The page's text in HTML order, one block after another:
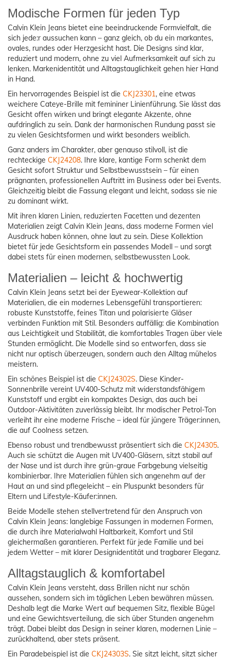
Modische Formen für jeden Typ
Calvin Klein Jeans bietet eine beeindruckende Formvielfalt, die
sich jede:r aussuchen kann – ganz gleich, ob du ein markantes,
ovales, rundes oder Herzgesicht hast. Die Designs sind klar,
reduziert und modern, ohne zu viel Aufmerksamkeit auf sich zu
lenken. Markenidentität und Alltagstauglichkeit gehen hier Hand
in Hand.
Ein hervorragendes Beispiel ist die CKJ23301, eine etwas
weichere Cateye-Brille mit femininer Linienführung. Sie lässt das
Gesicht offen wirken und bringt elegante Akzente, ohne
aufdringlich zu sein. Dank der harmonischen Rundung passt sie
zu vielen Gesichtsformen und wirkt besonders weiblich.
Ganz anders im Charakter, aber genauso stilvoll, ist die
rechteckige CKJ24208. Ihre klare, kantige Form schenkt dem
Gesicht sofort Struktur und Selbstbewusstsein – für einen
prägnanten, professionellen Auftritt im Business oder bei Events.
Gleichzeitig bleibt die Fassung elegant und leicht, sodass sie nie
zu dominant wirkt.
Mit ihren klaren Linien, reduzierten Facetten und dezenten
Materialien zeigt Calvin Klein Jeans, dass moderne Formen viel
Ausdruck haben können, ohne laut zu sein. Diese Kollektion
bietet für jede Gesichtsform ein passendes Modell – und sorgt
dabei stets für einen modernen, selbstbewussten Look.
Materialien – leicht & hochwertig
Calvin Klein Jeans setzt bei der Eyewear-Kollektion auf
Materialien, die ein modernes Lebensgefühl transportieren:
robuste Kunststoffe, feines Titan und polarisierte Gläser
verbinden Funktion mit Stil. Besonders auffällig: die Kombination
aus Leichtigkeit und Stabilität, die komfortables Tragen über viele
Stunden ermöglicht. Die Modelle sind so entworfen, dass sie
nicht nur optisch überzeugen, sondern auch den Alltag mühelos
meistern.
Ein schönes Beispiel ist die CKJ24302S. Diese Kinder-
Sonnenbrille vereint UV400-Schutz mit widerstandsfähigem
Kunststoff und ergibt ein kompaktes Design, das auch bei
Outdoor-Aktivitäten zuverlässig bleibt. Ihr modischer Petrol-Ton
verleiht ihr eine moderne Frische – ideal für jüngere Träger:innen,
die auf Coolness setzen.
Ebenso robust und trendbewusst präsentiert sich die CKJ24305.
Auch sie schützt die Augen mit UV400-Gläsern, sitzt stabil auf
der Nase und ist durch ihre grün-graue Farbgebung vielseitig
kombinierbar. Ihre Materialien fühlen sich angenehm auf der
Haut an und sind pflegeleicht – ein Pluspunkt besonders für
Eltern und Lifestyle-Käufer:innen.
Beide Modelle stehen stellvertretend für den Anspruch von
Calvin Klein Jeans: langlebige Fassungen in modernen Formen,
die durch ihre Materialwahl Haltbarkeit, Komfort und Stil
gleichermaßen garantieren. Perfekt für jede Familie und bei
jedem Wetter – mit klarer Designidentität und tragbarer Eleganz.
Alltagstauglich & komfortabel
Calvin Klein Jeans versteht, dass Brillen nicht nur schön
aussehen, sondern sich im täglichen Leben bewähren müssen.
Deshalb legt die Marke Wert auf bequemen Sitz, flexible Bügel
und eine Gewichtsverteilung, die sich über Stunden angenehm
trägt. Dabei bleibt das Design in seiner klaren, modernen Linie –
zurückhaltend, aber stets präsent.
Ein Paradebeispiel ist die CKJ24303S. Sie sitzt leicht, sitzt sicher